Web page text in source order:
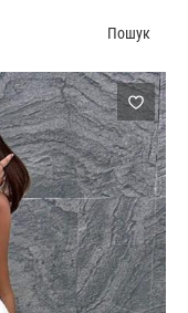
Пошук